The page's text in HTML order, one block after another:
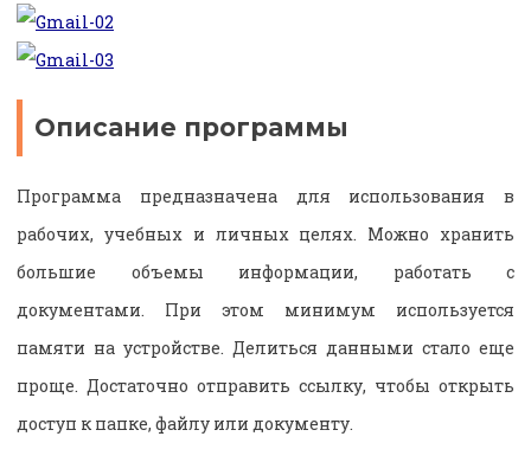
Описание программы
Программа предназначена для использования в
рабочих, учебных и личных целях. Можно хранить
большие объемы информации, работать с
документами. При этом минимум используется
памяти на устройстве. Делиться данными стало еще
проще. Достаточно отправить ссылку, чтобы открыть
доступ к папке, файлу или документу.